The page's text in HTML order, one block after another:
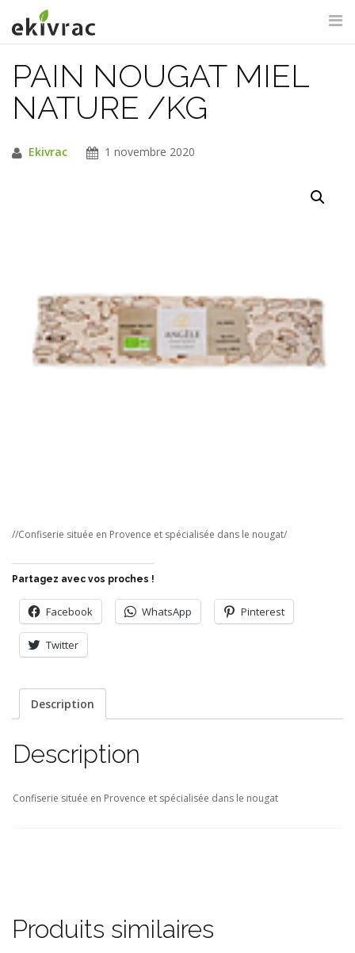
au
contenu
RECHERCHE DU SITE
PAIN NOUGAT MIEL
NATURE /KG
Ekivrac 1 novembre 2020
//Confiserie située en Provence et spécialisée dans le nougat/
Partagez avec vos proches !
Facebook WhatsApp Pinterest
Twitter
Description
Description
Confiserie située en Provence et spécialisée dans le nougat
Produits similaires